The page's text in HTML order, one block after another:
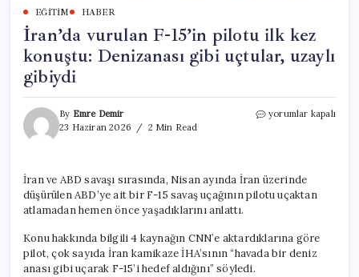
EĞITIM HABER
İran’da vurulan F-15’in pilotu ilk kez
konuştu: Denizanası gibi uçtular, uzaylı
gibiydi
By Emre Demir
23 Haziran 2026
2 Min Read
İran’da
ilk
kez
gibi
uçtular,
yorumlar kapalı
İran ve ABD savaşı sırasında, Nisan ayında İran üzerinde
düşürülen ABD’ye ait bir F-15 savaş uçağının pilotu uçaktan
atlamadan hemen önce yaşadıklarını anlattı.
Konu hakkında bilgili 4 kaynağın CNN’e aktardıklarına göre
pilot, çok sayıda İran kamikaze İHA’sının “havada bir deniz
anası gibi uçarak F-15’i hedef aldığını” söyledi.